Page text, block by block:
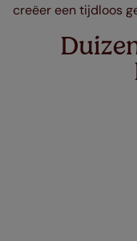
creëer een tijdloos